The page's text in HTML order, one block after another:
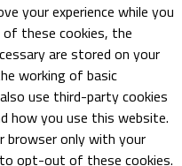
your experience while you
these cookies, the
are stored on your
working of basic
use third-party cookies
how you use this website.
browser only with your
opt-out of these cookies.